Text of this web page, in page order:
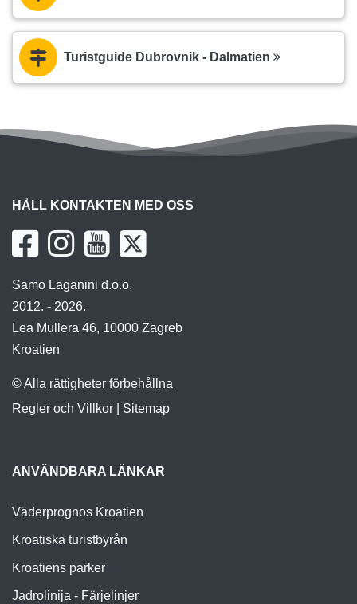
Turistguide Dubrovnik - Dalmatien
HÅLL KONTAKTEN MED OSS
Samo Laganini d.o.o.
2012. - 2026.
Lea Mullera 46, 10000 Zagreb
Kroatien
© Alla rättigheter förbehållna
Regler och Villkor
Sitemap
ANVÄNDBARA LÄNKAR
Väderprognos Kroatien
Kroatiska turistbyrån
Kroatiens parker
Jadrolinija - Färjelinjer